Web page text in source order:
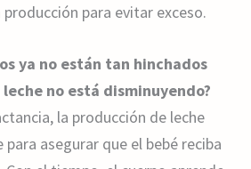
para evitar exceso.
ya no están tan hinchados
no está disminuyendo?
la producción de leche
asegurar que el bebé reciba